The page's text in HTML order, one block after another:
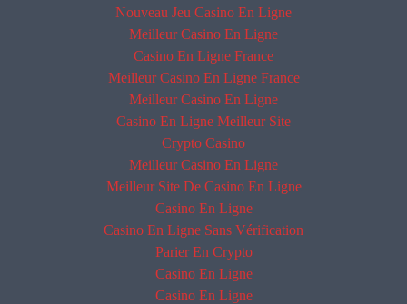
Nouveau Jeu Casino En Ligne
Meilleur Casino En Ligne
Casino En Ligne France
Meilleur Casino En Ligne France
Meilleur Casino En Ligne
Casino En Ligne Meilleur Site
Crypto Casino
Meilleur Casino En Ligne
Meilleur Site De Casino En Ligne
Casino En Ligne
Casino En Ligne Sans Vérification
Parier En Crypto
Casino En Ligne
Casino En Ligne